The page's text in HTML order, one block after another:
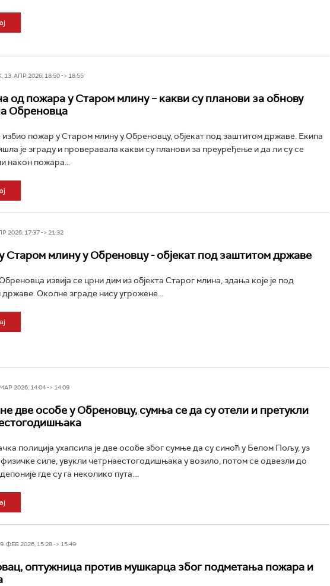
АПР 2026, 18:50 -> 18:55
од пожара у Старом млину – какви су планови за обнову
Обреновца
избио пожар у Старом млину у Обреновцу, објекат под заштитом државе. Екипа
је зграду и проверавала какви су планови за преуређење и да ли су се
након пожара...
2026, 17:37 -> 21:32
Старом млину у Обреновцу - објекат под заштитом државе
извија се црни дим из објекта Старог млина, здања које је под
Околне зграде нису угрожене...
2026, 14:04 -> 14:09
две особе у Обреновцу, сумњa се да су отели и претукли
полиција ухапсила је две особе због сумње да су синоћ у Белом Пољу, уз
силе, увукли четрнаестогодишњака у возило, потом се одвезли до
где су га неколико пута...
ФЕБ 2026, 15:28 -> 15:49
оптужница против мушкарца због подметања пожара и